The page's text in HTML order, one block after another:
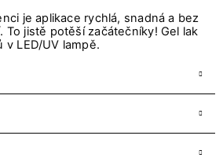
je aplikace rychlá, snadná a bez
To jistě potěší začátečníky! Gel lak
LED/UV lampě.